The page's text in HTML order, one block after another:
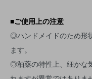
■ご使用上の注意
◎ハンドメイドのため形
ます。
◎釉薬の特性上、細かな